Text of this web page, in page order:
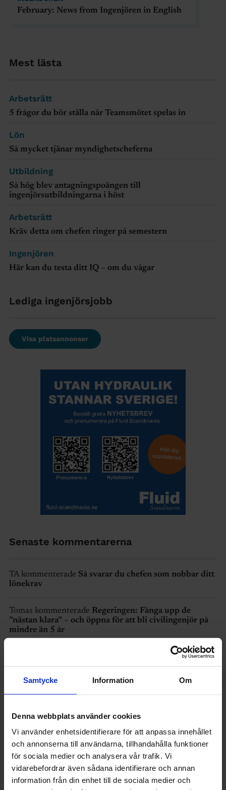
Samtycke Information Om
Denna webbplats använder cookies
Vi använder enhetsidentifierare för att anpassa innehållet
och annonserna till användarna, tillhandahålla funktioner
för sociala medier och analysera vår trafik. Vi
vidarebefordrar även sådana identifierare och annan
information från din enhet till de sociala medier och
Mest lästa
Arbetsrätt
5 frågor du bör ställa när Teamsmötet spelas in
Lön
Så mycket tjänar myndighetscheferna
Utbildning
Så hög blev antagningspoängen till
ingenjörsutbildningarna i höst
Arbetsrätt
Kräv detta om chefen ringer på semestern
Ingenjören
Här kan du testa ditt IQ – om du vågar
Lediga ingenjörsjobb
Visa platsannonser
Senaste kommentarerna
TA kommenterade Så svarar du chefen som nobbar ditt
lönekrav
Tomas kommenterade Regeringen: Fånga upp de
”nästan klara” – och öppna för att bli civilingenjör på
mindre än 5 år
Kräv detta om chefen ringer på
semestern
Torbjörn kommenteradeKräv detta om chefen ringer
Anders kommenteradeEn timme per arbetsdag gör vi
annat än jobb
February: News from Ingenjören in English